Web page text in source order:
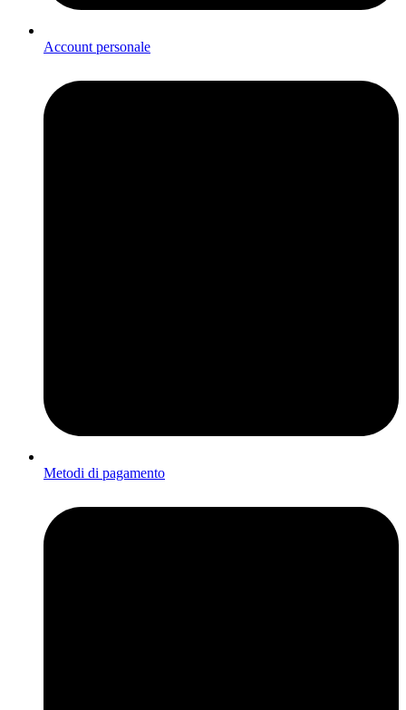
Account personale
Metodi di pagamento